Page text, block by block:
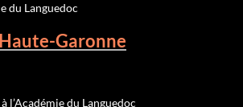
du Languedoc
Garonne
l’Académie du Languedoc